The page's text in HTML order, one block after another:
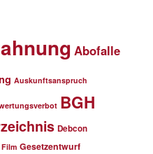
Abofalle
Auskunftsanspruch
BGH
Debcon
Film Gesetzentwurf